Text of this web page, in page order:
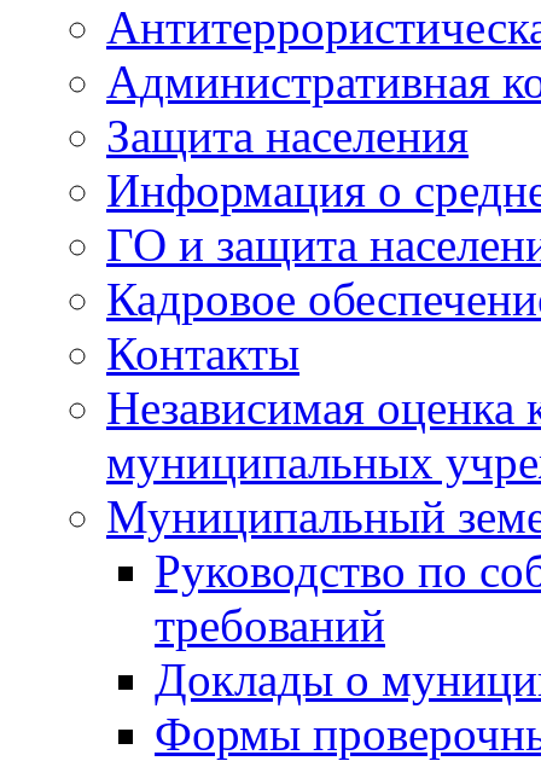
Административная
Защита населения
Информация о
ГО и защита
Кадровое
Контакты
Независимая оценка
муниципальных
Муниципальный
Руководство по
требований
Доклады о
Формы